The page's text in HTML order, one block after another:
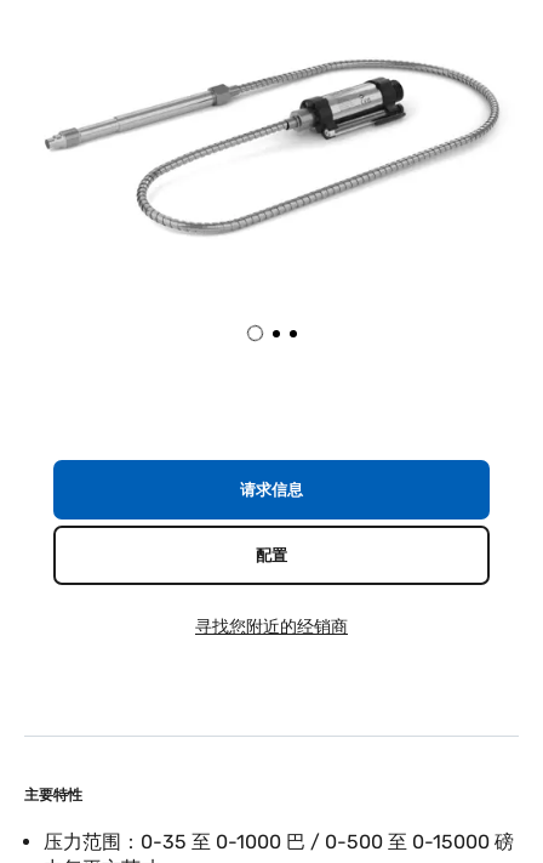
主要特性
压力范围：0-35 至 0-1000 巴 / 0-500 至 0-15000 磅
请求信息
配置
寻找您附近的经销商